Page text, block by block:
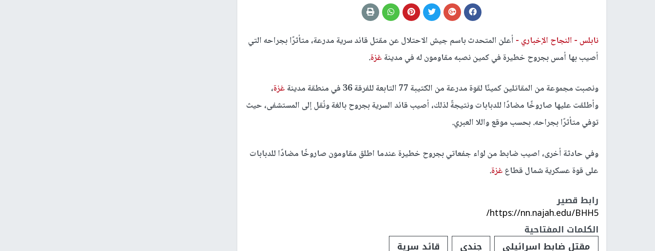
نابلس - النجاح الإخباري - أعلن المتحدث باسم جيش الاحتلال عن مقتل قائد سرية مدرعة، متأثرًا بجراحه التي
أصيب بها أمس بجروح خطيرة في كمين نصبه مقاومون له في مدينةغزة.
ونصبت مجموعة من المقاتلين كمينًا لقوة مدرعة من الكتيبة 77 التابعة للفرقة 36 في منطقة مدينة غزة،
وأطلقت عليها صاروخًا مضادًا للدبابات ونتيجةً لذلك، أصيب قائد السرية بجروح بالغة ونُقل إلى المستشفى، حيث
توفي متأثرًا بجراحه. بحسب موقع واللا العبري.
وفي حادثة أخرى، اصيب ضابط من لواء جفعاتي بجروح خطيرة عندما اطلق مقاومون صاروخًا مضادًا للدبابات
على قوة عسكرية شمال قطاع غزة.
رابط قصير
https://nn.najah.edu/BHH5/
الكلمات المفتاحية
مقتل ضابط اسرائيلي
جندي قائد سرية